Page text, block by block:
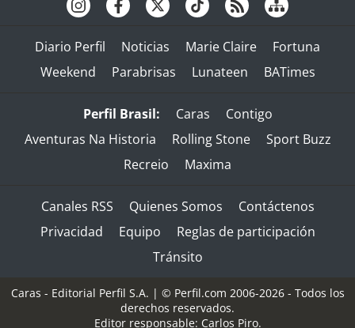
Diario Perfil Noticias Marie Claire
Fortuna
Weekend
Parabrisas Lunateen BATimes
Perfil Brasil: Caras
Contigo
Aventuras Na Historia
Rolling Stone
Sport Buzz
Recreio
Maxima
Canales RSS Quienes Somos
Contáctenos
Privacidad
Equipo
Reglas de participación
Tránsito
Caras - Editorial Perfil S.A. | © Perfil.com 2006-2026 - Todos los
derechos reservados.
Editor responsable: Carlos Piro.